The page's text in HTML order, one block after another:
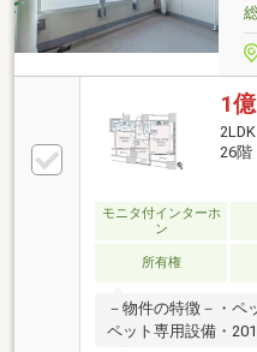
1
26階
モニタ付インターホ
ン
所有権
－物件の特徴－・ペ
ペット専用設備・